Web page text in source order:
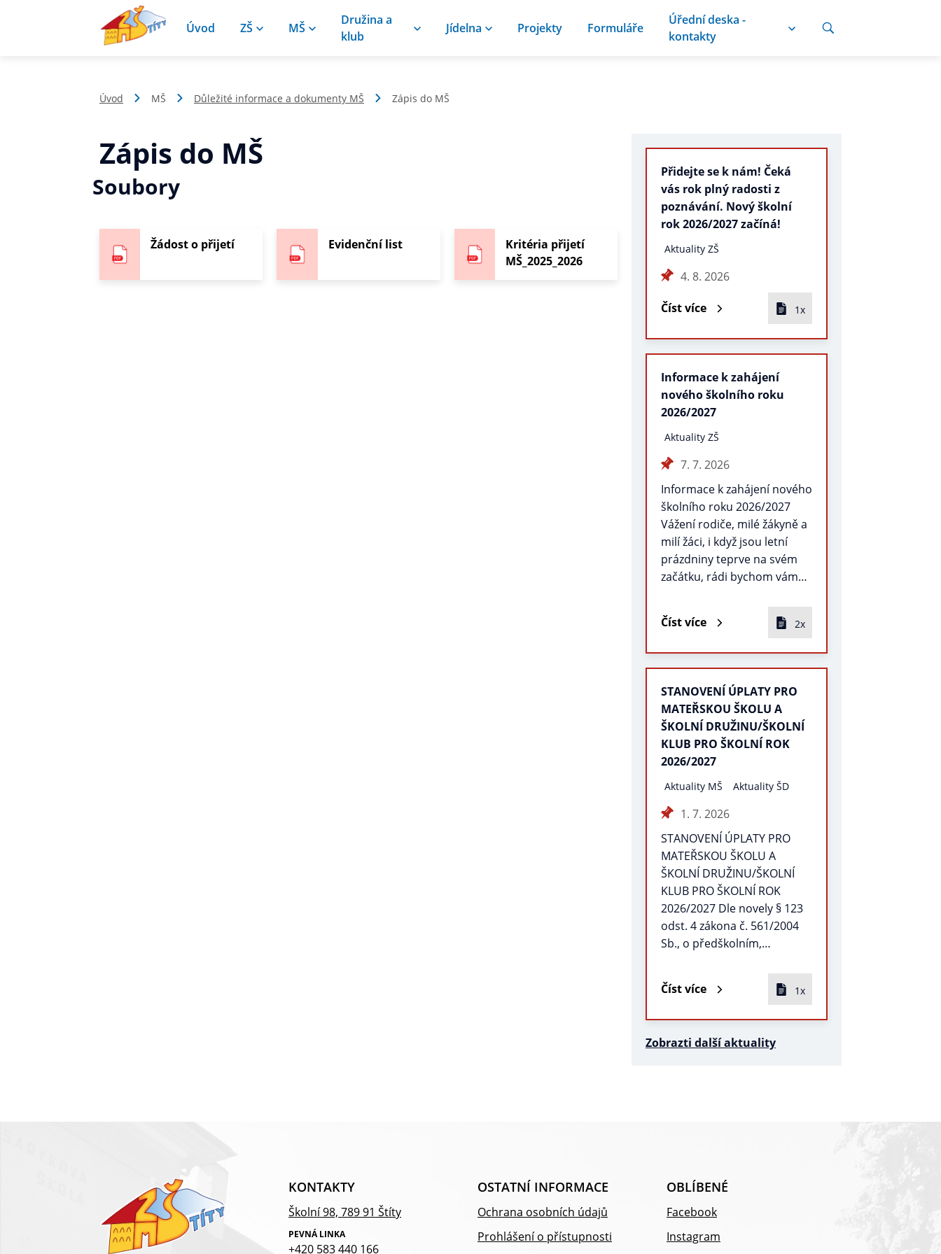
Úvod ZŠ MŠ
Družina a
klub
Jídelna Projekty Formuláře
Úřední deska -
kontakty
Úvod MŠ Důležité informace a dokumenty MŠ Zápis do MŠ
Zápis do MŠ
Soubory
Žádost o přijetí Evidenční list
Kritéria přijetí
MŠ_2025_2026
Přidejte se k nám! Čeká
vás rok plný radosti z
poznávání. Nový školní
rok 2026/2027 začíná!
Aktuality ZŠ
4. 8. 2026
Číst více 1x
Informace k zahájení
nového školního roku
2026/2027
Aktuality ZŠ
7. 7. 2026
Informace k zahájení nového
školního roku 2026/2027
Vážení rodiče, milé žákyně a
milí žáci, i když jsou letní
prázdniny teprve na svém
začátku, rádi bychom vám…
Číst více 2x
STANOVENÍ ÚPLATY PRO
MATEŘSKOU ŠKOLU A
ŠKOLNÍ DRUŽINU/ŠKOLNÍ
KLUB PRO ŠKOLNÍ ROK
2026/2027
Aktuality MŠ Aktuality ŠD
1. 7. 2026
STANOVENÍ ÚPLATY PRO
MATEŘSKOU ŠKOLU A
ŠKOLNÍ DRUŽINU/ŠKOLNÍ
KLUB PRO ŠKOLNÍ ROK
2026/2027 Dle novely § 123
odst. 4 zákona č. 561/2004
Sb., o předškolním,…
Číst více 1x
Zobrazti další aktuality
KONTAKTY
Školní 98, 789 91 Štíty
PEVNÁ LINKA
+420 583 440 166
OSTATNÍ INFORMACE
Ochrana osobních údajů
Prohlášení o přístupnosti
OBLÍBENÉ
Facebook
Instagram